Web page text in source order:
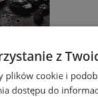
z
plików cookie i
dostępu do